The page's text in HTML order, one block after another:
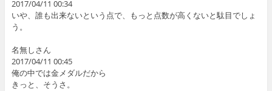
2017/04/11 00:34
いや、誰も出来ないという点で、もっと点数が高くないと駄目でしょ
う。
名無しさん
2017/04/11 00:45
俺の中では金メダルだから
きっと、そうさ。